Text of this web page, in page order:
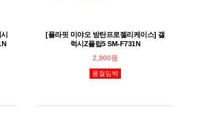
[플라핏 미야오 방탄프로젤리케이스] 갤
럭시Z플립5 SM-F731N
2,900원
품절임박